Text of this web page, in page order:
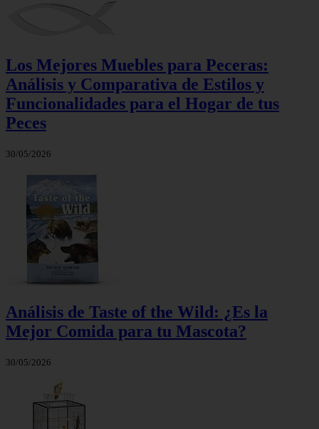
Los Mejores Muebles para Peceras:
Análisis y Comparativa de Estilos y
Funcionalidades para el Hogar de tus
Peces
30/05/2026
Análisis de Taste of the Wild: ¿Es la
Mejor Comida para tu Mascota?
30/05/2026